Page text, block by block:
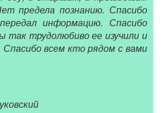
предела познанию. Спасибо
информацию. Спасибо
так трудолюбиво ее изучили и
всем кто рядом с вами